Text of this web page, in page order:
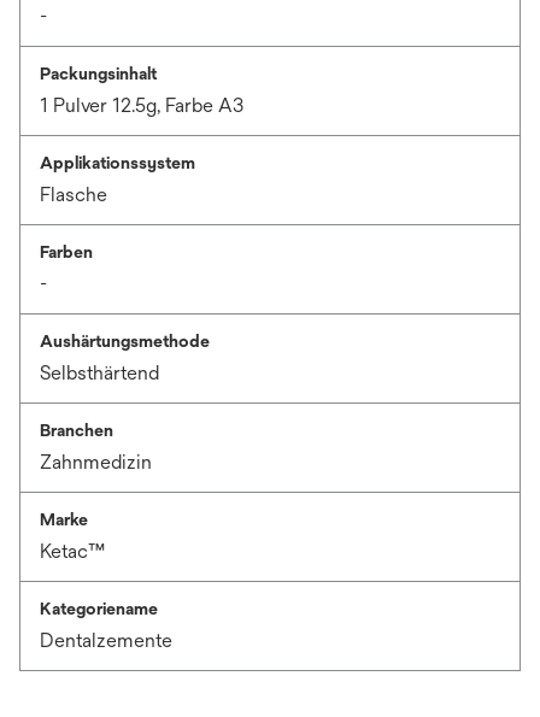
-
Packungsinhalt
1 Pulver 12.5g, Farbe A3
Applikationssystem
Flasche
Farben
-
Aushärtungsmethode
Selbsthärtend
Branchen
Zahnmedizin
Marke
Ketac™
Kategoriename
Dentalzemente